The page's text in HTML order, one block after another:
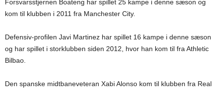
Forsvarsstjernen Boateng har spillet 25 kampe i denne sæson og
kom til klubben i 2011 fra Manchester City.
Defensiv-profilen Javi Martinez har spillet 16 kampe i denne sæson
og har spillet i storklubben siden 2012, hvor han kom til fra Athletic
Bilbao.
Den spanske midtbaneveteran Xabi Alonso kom til klubben fra Real